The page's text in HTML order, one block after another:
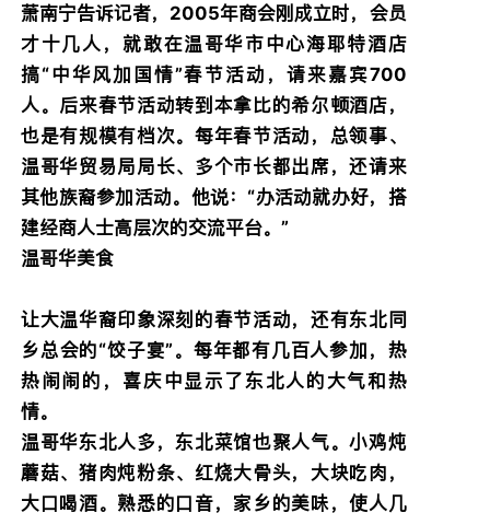
萧南宁告诉记者，2005年商会刚成立时，会员
才十几人，就敢在温哥华市中心海耶特酒店
搞“中华风加国情”春节活动，请来嘉宾700
人。后来春节活动转到本拿比的希尔顿酒店，
也是有规模有档次。每年春节活动，总领事、
温哥华贸易局局长、多个市长都出席，还请来
其他族裔参加活动。他说：“办活动就办好，搭
建经商人士高层次的交流平台。”
温哥华美食
让大温华裔印象深刻的春节活动，还有东北同
乡总会的“饺子宴”。每年都有几百人参加，热
热闹闹的，喜庆中显示了东北人的大气和热
情。
温哥华东北人多，东北菜馆也聚人气。小鸡炖
蘑菇、猪肉炖粉条、红烧大骨头，大块吃肉，
大口喝酒。熟悉的口音，家乡的美味，使人几